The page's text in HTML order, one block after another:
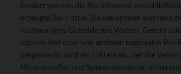
Ernährt werden die Bio Schweine
erzeugte Bio-Futter. Sie bekommen während
hochwertiges Getreide wie Weizen, Gerste
eigenen Hof oder von anderen regionalen Bio-
Beigemischt wird ein Futterkalk, der die
Mineralstoffen und Spurenelementen